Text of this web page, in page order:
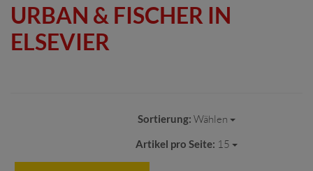
URBAN & FISCHER IN
ELSEVIER
Sortierung: Wählen
Artikel pro Seite: 15